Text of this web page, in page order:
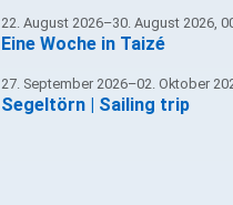
22. August 2026–30. August 2026,
Eine Woche in Taizé
27. September 2026–02. Oktober
Segeltörn | Sailing trip